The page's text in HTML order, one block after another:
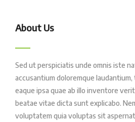
About Us
Sed ut perspiciatis unde omnis iste
accusantium doloremque laudantium,
eaque ipsa quae ab illo inventore
beatae vitae dicta sunt explicabo.
voluptatem quia voluptas sit